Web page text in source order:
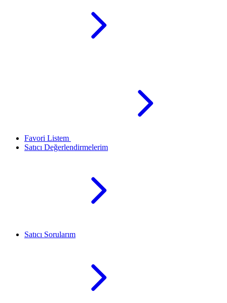
Favori Listem
Satıcı Değerlendirmelerim
Satıcı Sorularım